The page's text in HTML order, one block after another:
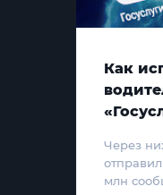
Как
Через
млн